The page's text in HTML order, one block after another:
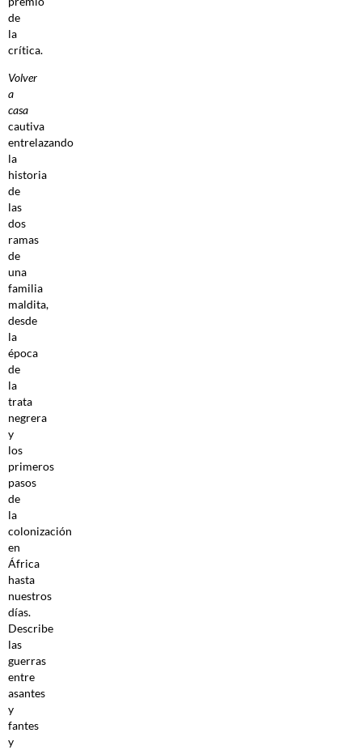
de
la
crítica.
Volver
a
casa
cautiva
entrelazando
la
historia
de
las
dos
ramas
de
una
familia
maldita,
desde
la
época
de
la
trata
negrera
y
los
primeros
pasos
de
la
colonización
en
África
hasta
nuestros
días.
Describe
las
guerras
entre
asantes
y
fantes
y